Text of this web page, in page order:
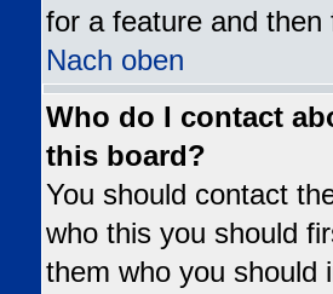
for a feature and
Nach oben
Who do I contact
this board?
You should contact
who this you should
them who you should